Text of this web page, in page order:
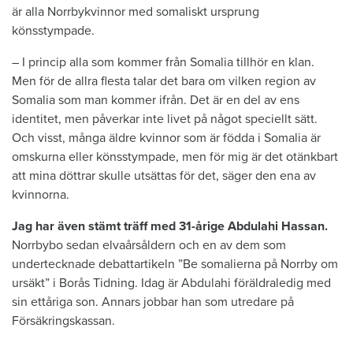
är alla Norrbykvinnor med somaliskt ursprung
könsstympade.
– I princip alla som kommer från Somalia tillhör en klan.
Men för de allra flesta talar det bara om vilken region av
Somalia som man kommer ifrån. Det är en del av ens
identitet, men påverkar inte livet på något speciellt sätt.
Och visst, många äldre kvinnor som är födda i Somalia är
omskurna eller könsstympade, men för mig är det otänkbart
att mina döttrar skulle utsättas för det, säger den ena av
kvinnorna.
Jag har även stämt träff med 31-årige Abdulahi Hassan.
Norrbybo sedan elvaårsåldern och en av dem som
undertecknade debattartikeln ”Be somalierna på Norrby om
ursäkt” i Borås Tidning. Idag är Abdulahi föräldraledig med
sin ettåriga son. Annars jobbar han som utredare på
Försäkringskassan.